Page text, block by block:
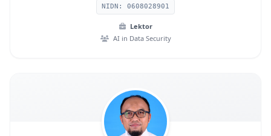
NIDN: 0608028901
Lektor
AI in Data Security